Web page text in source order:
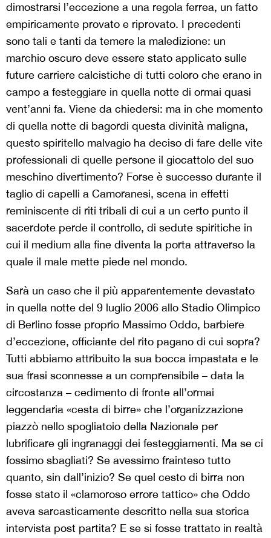
dimostrarsi l’eccezione a una regola ferrea, un fatto
empiricamente provato e riprovato. I precedenti
sono tali e tanti da temere la maledizione: un
marchio oscuro deve essere stato applicato sulle
future carriere calcistiche di tutti coloro che erano in
campo a festeggiare in quella notte di ormai quasi
vent’anni fa. Viene da chiedersi: ma in che momento
di quella notte di bagordi questa divinità maligna,
questo spiritello malvagio ha deciso di fare delle vite
professionali di quelle persone il giocattolo del suo
meschino divertimento? Forse è successo durante il
taglio di capelli a Camoranesi, scena in effetti
reminiscente di riti tribali di cui a un certo punto il
sacerdote perde il controllo, di sedute spiritiche in
cui il medium alla fine diventa la porta attraverso la
quale il male mette piede nel mondo.
Sarà un caso che il più apparentemente devastato
in quella notte del 9 luglio 2006 allo Stadio Olimpico
di Berlino fosse proprio Massimo Oddo, barbiere
d’eccezione, officiante del rito pagano di cui sopra?
Tutti abbiamo attribuito la sua bocca impastata e le
sua frasi sconnesse a un comprensibile – data la
circostanza – cedimento di fronte all’ormai
leggendaria «cesta di birre» che l’organizzazione
piazzò nello spogliatoio della Nazionale per
lubrificare gli ingranaggi dei festeggiamenti. Ma se ci
fossimo sbagliati? Se avessimo frainteso tutto
quanto, sin dall’inizio? Se quel cesto di birra non
fosse stato il «clamoroso errore tattico» che Oddo
aveva sarcasticamente descritto nella sua storica
intervista post partita? E se si fosse trattato in realtà